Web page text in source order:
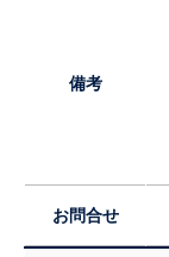
備考
お問合せ